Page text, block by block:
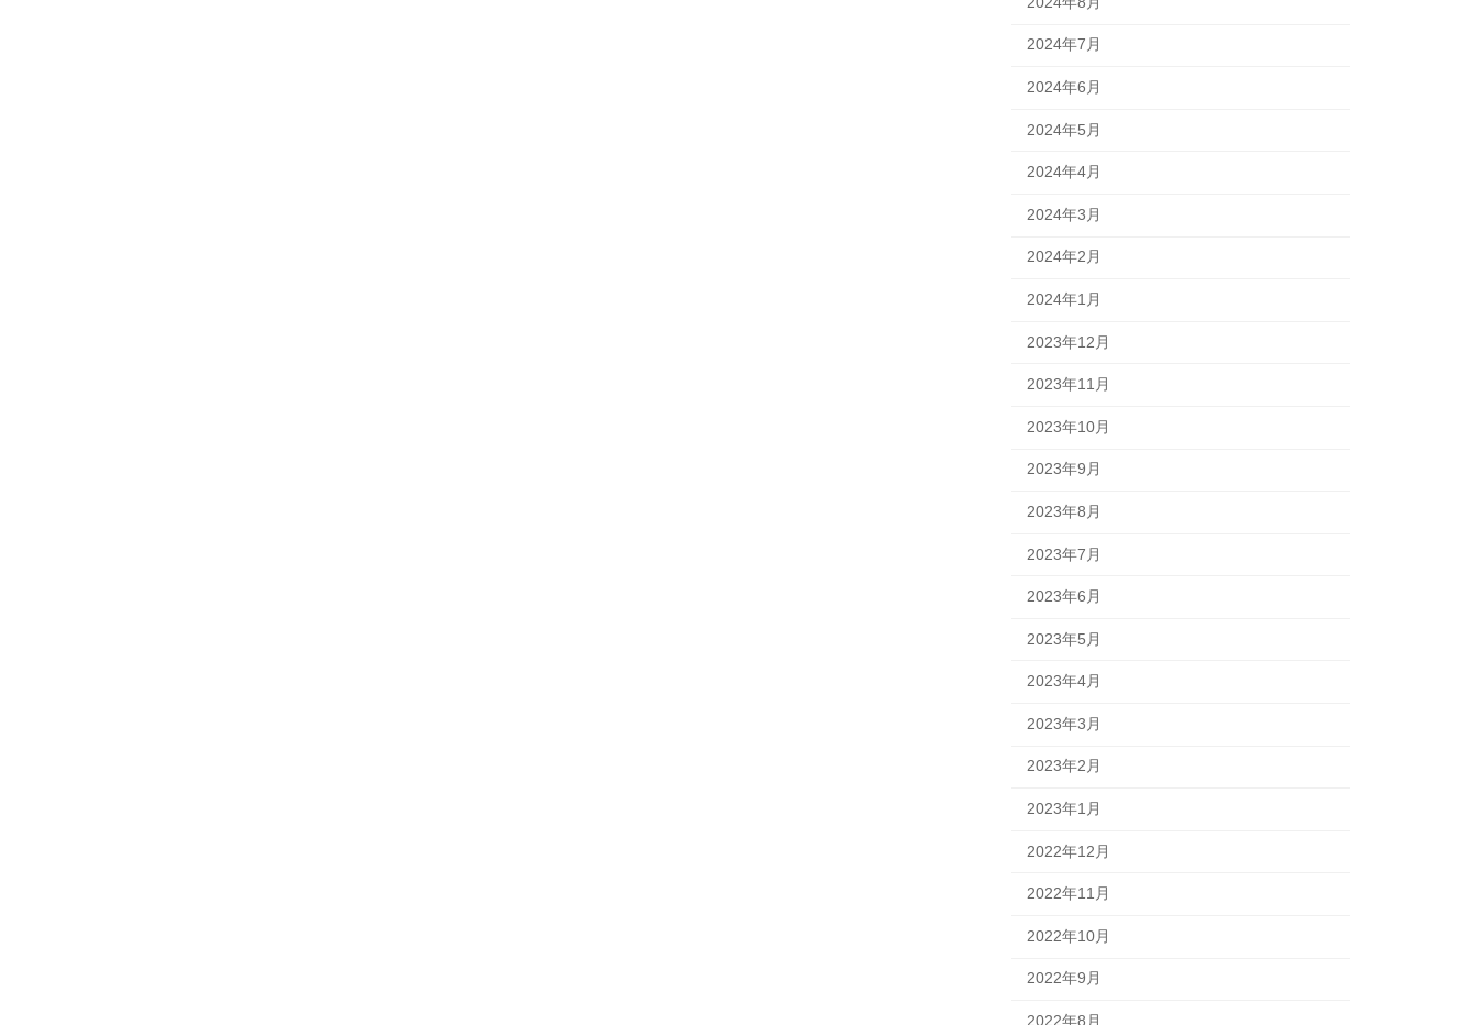
2024年7月
2024年6月
2024年5月
2024年4月
2024年3月
2024年2月
2024年1月
2023年12月
2023年11月
2023年10月
2023年9月
2023年8月
2023年7月
2023年6月
2023年5月
2023年4月
2023年3月
2023年2月
2023年1月
2022年12月
2022年11月
2022年10月
2022年9月
2022年8月